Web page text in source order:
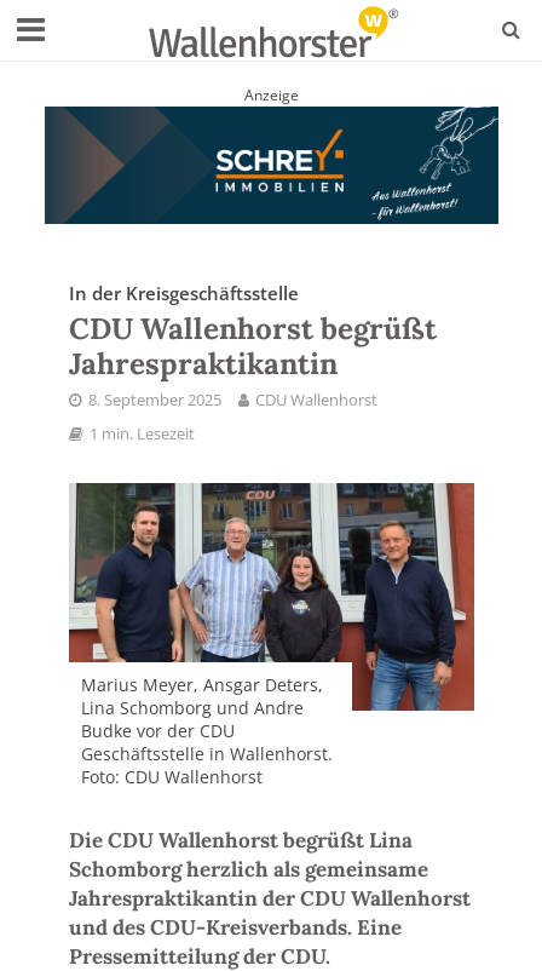
Anzeige
In der Kreisgeschäftsstelle
CDU Wallenhorst begrüßt
Jahrespraktikantin
8. September 2025
CDU Wallenhorst
1 min. Lesezeit
Marius Meyer, Ansgar Deters,
Lina Schomborg und Andre
Budke vor der CDU
Geschäftsstelle in Wallenhorst.
Foto: CDU Wallenhorst
Die CDU Wallenhorst begrüßt Lina
Schomborg herzlich als gemeinsame
Jahrespraktikantin der CDU Wallenhorst
und des CDU-Kreisverbands. Eine
Pressemitteilung der CDU.